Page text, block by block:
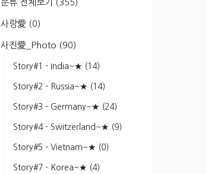
분류 전체보기 (355)
사랑愛 (0)
사진愛_Photo (90)
Story#1 - India~★ (14)
Story#2 - Russia~★ (14)
Story#3 - Germany~★ (24)
Story#4 - Switzerland~★ (9)
Story#5 - Vietnam~★ (0)
Story#7 - Korea~★ (4)